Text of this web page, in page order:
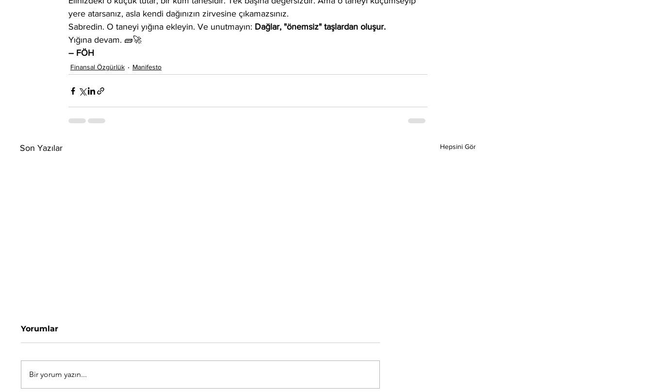
yere atarsanız, asla kendi dağınızın zirvesine çıkamazsınız.
Sabredin. O taneyi yığına ekleyin. Ve unutmayın: Dağlar, "önemsiz" taşlardan oluşur.
Yığına devam. 🧱🚀
– FÖH
Finansal Özgürlük Manifesto
Son Yazılar Hepsini Gör
Yorumlar
Bir yorum yazın...